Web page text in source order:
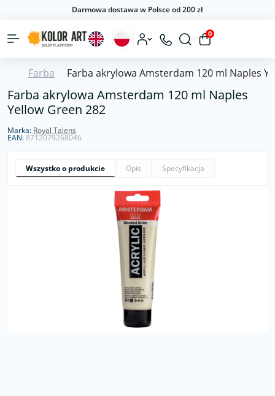
Darmowa dostawa w Polsce od 200 zł
0
Farba Farba akrylowa Amsterdam 120 ml Naples
Farba akrylowa Amsterdam 120 ml Naples
Yellow Green 282
Marka: Royal Talens
EAN:8712079268046
Wszystko o produkcie Opis Specyfikacja